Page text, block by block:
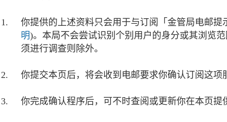
你提供的上述资料只会用于与订阅「金管局电邮提
明)。本局不会尝试识别个别用户的身分或其浏览
须进行调查则除外。
你提交本页后，将会收到电邮要求你确认订阅这项
你完成确认程序后，可不时查阅或更新你在本页提